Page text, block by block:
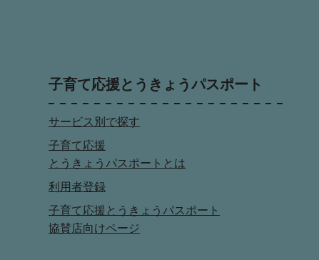
子育て応援とうきょうパスポート
サービス別で探す
子育て応援
とうきょうパスポートとは
利用者登録
子育て応援とうきょうパスポート
協賛店向けページ